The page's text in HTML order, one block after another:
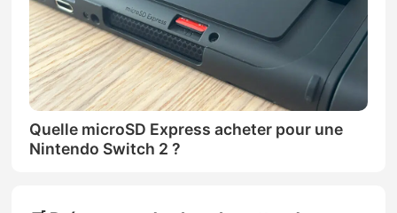
Quelle microSD Express acheter pour une
Nintendo Switch 2 ?